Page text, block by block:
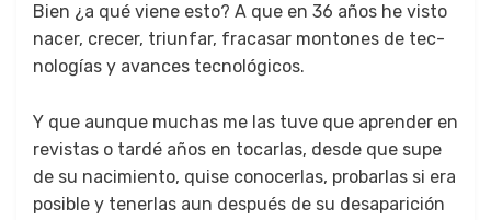
Bien ¿a qué viene esto? A que en 36 años he vis­to
nac­er, cre­cer, tri­un­far, fra­casar mon­tones de tec­
nologías y avances tec­nológi­cos.
Y que aunque muchas me las tuve que apren­der en
revis­tas o tardé años en tocar­las, des­de que supe
de su nacimien­to, quise cono­cer­las, pro­bar­las si era
posi­ble y ten­er­las aun después de su desapari­ción